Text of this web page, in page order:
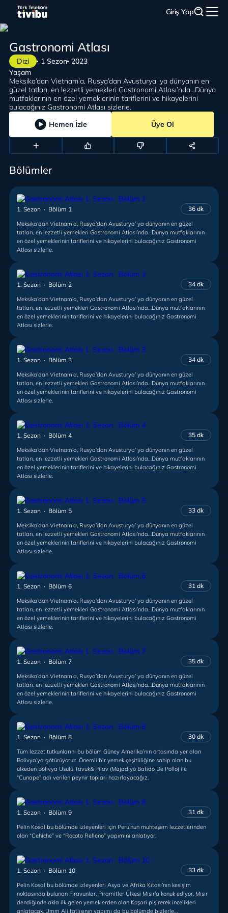
Giriş Yap
Dizi 1 Sezon 2023
Gastronomi Atlası
Meksika’dan Vietnam’a, Rusya’dan Avusturya’ ya dünyanın en
güzel tatları, en lezzetli yemekleri Gastronomi Atlası’nda…Dünya
mutfaklarının en özel yemeklerinin tariflerini ve hikayelerini
bulacağınız Gastronomi Atlası sizlerle.
Yaşam
Hemen İzle Üye Ol
Bölümler
1. Sezon · Bölüm 1 36 dk
Meksika’dan Vietnam’a, Rusya’dan Avusturya’ ya dünyanın en güzel
tatları, en lezzetli yemekleri Gastronomi Atlası’nda…Dünya mutfaklarının
en özel yemeklerinin tariflerini ve hikayelerini bulacağınız Gastronomi
Atlası sizlerle.
1. Sezon · Bölüm 2 34 dk
Meksika’dan Vietnam’a, Rusya’dan Avusturya’ ya dünyanın en güzel
tatları, en lezzetli yemekleri Gastronomi Atlası’nda…Dünya mutfaklarının
en özel yemeklerinin tariflerini ve hikayelerini bulacağınız Gastronomi
Atlası sizlerle.
1. Sezon · Bölüm 3 34 dk
Meksika’dan Vietnam’a, Rusya’dan Avusturya’ ya dünyanın en güzel
tatları, en lezzetli yemekleri Gastronomi Atlası’nda…Dünya mutfaklarının
en özel yemeklerinin tariflerini ve hikayelerini bulacağınız Gastronomi
Atlası sizlerle.
1. Sezon · Bölüm 4 35 dk
Meksika’dan Vietnam’a, Rusya’dan Avusturya’ ya dünyanın en güzel
tatları, en lezzetli yemekleri Gastronomi Atlası’nda…Dünya mutfaklarının
en özel yemeklerinin tariflerini ve hikayelerini bulacağınız Gastronomi
Atlası sizlerle.
1. Sezon · Bölüm 5 33 dk
Meksika’dan Vietnam’a, Rusya’dan Avusturya’ ya dünyanın en güzel
tatları, en lezzetli yemekleri Gastronomi Atlası’nda…Dünya mutfaklarının
en özel yemeklerinin tariflerini ve hikayelerini bulacağınız Gastronomi
Atlası sizlerle.
1. Sezon · Bölüm 6 31 dk
Meksika’dan Vietnam’a, Rusya’dan Avusturya’ ya dünyanın en güzel
tatları, en lezzetli yemekleri Gastronomi Atlası’nda…Dünya mutfaklarının
en özel yemeklerinin tariflerini ve hikayelerini bulacağınız Gastronomi
Atlası sizlerle.
1. Sezon · Bölüm 7 35 dk
Meksika’dan Vietnam’a, Rusya’dan Avusturya’ ya dünyanın en güzel
tatları, en lezzetli yemekleri Gastronomi Atlası’nda…Dünya mutfaklarının
en özel yemeklerinin tariflerini ve hikayelerini bulacağınız Gastronomi
Atlası sizlerle.
1. Sezon · Bölüm 8 30 dk
Tüm lezzet tutkunlarını bu bölüm Güney Amerika’nın ortasında yer alan
Bolivya’ya götürüyoruz. Önemli bir yemek çeşitliliğine sahip olan bu
ülkeden Bolivya Usulü Tavuk& Pilav (Majadiyo Batido De Pollo) ile
“Cunape” adı verilen peynir topları hazırlayacağız.
1. Sezon · Bölüm 9 31 dk
Pelin Kosal bu bölümde izleyenleri için Peru’nun muhteşem lezzetlerinden
olan “Cehiche” ve “Rocoto Relleno” yapımını anlatıyor.
1. Sezon · Bölüm 10 33 dk
Pelin Kosal bu bölümde izleyenleri Asya ve Afrika Kıtası’nın kesişim
noktasında bulunan Firavunlar, Piramitler Ülkesi Mısır’a konuk ediyor. Mısır
dendiğinde akla ilk gelen yemeklerden olan Koşari pişirerek incelikleri
anlatacak. Umm Ali tatlısının yapımı da bu bölümde bizlerle…